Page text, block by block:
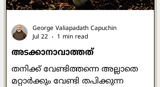
ചോദ്യങ്ങൾ സഭയിലേക്ക
അടക്കാനാവാത്തത്
തനിക്ക് വേണ്ടിത്തന്നെ അല്ലാതെ
മറ്റാർക്കും വേണ്ടി തപിക്കുന്ന
George Valiapadath Capuchin
Jul 22
1 min read